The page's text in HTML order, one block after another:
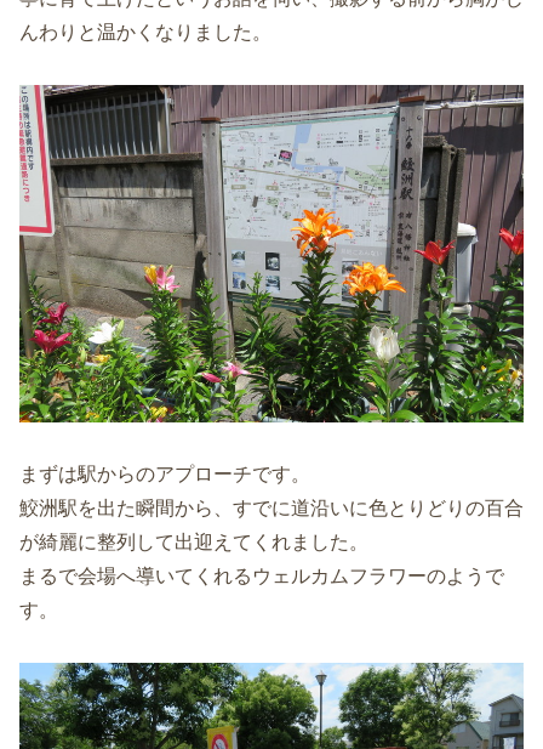
んわりと温かくなりました。
まずは駅からのアプローチです。
鮫洲駅を出た瞬間から、すでに道沿いに色とりどりの百合
が綺麗に整列して出迎えてくれました。
まるで会場へ導いてくれるウェルカムフラワーのようで
す。